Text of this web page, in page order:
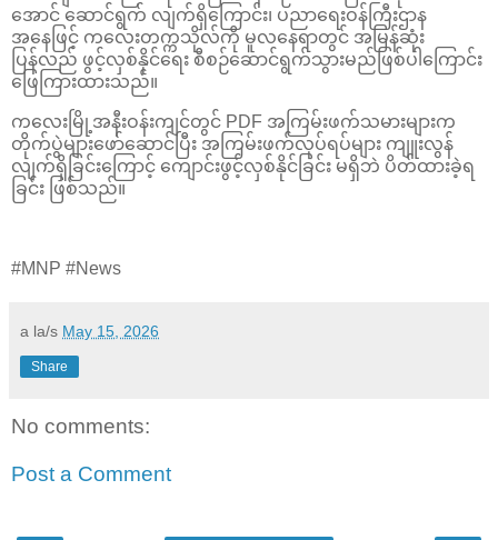
အောင် ဆောင်ရွက် လျက်ရှိကြောင်း၊ ပညာရေးဝန်ကြီးဌာန
အနေဖြင့် ကလေးတက္ကသိုလ်ကို မူလနေရာတွင် အမြန်ဆုံး
ပြန်လည် ဖွင့်လှစ်နိုင်ရေး စီစဉ်ဆောင်ရွက်သွားမည်ဖြစ်ပါကြောင်း
ဖြေကြားထားသည်။
ကလေးမြို့အနီးဝန်းကျင်တွင် PDF အကြမ်းဖက်သမားများက
တိုက်ပွဲများဖော်ဆောင်ပြီး အကြမ်းဖက်လုပ်ရပ်များ ကျူးလွန်
လျက်ရှိခြင်းကြောင့် ကျောင်းဖွင့်လှစ်နိုင်ခြင်း မရှိဘဲ ပိတ်ထားခဲ့ရ
ခြင်း ဖြစ်သည်။
#MNP #News
a la/s May 15, 2026
Share
No comments:
Post a Comment